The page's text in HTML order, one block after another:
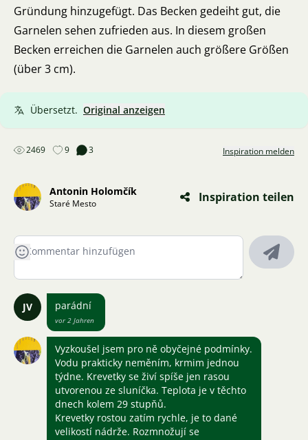
Gründung hinzugefügt. Das Becken gedeiht gut, die
Garnelen sehen zufrieden aus. In diesem großen
Becken erreichen die Garnelen auch größere Größen
(über 3 cm).
Übersetzt. Original anzeigen
2469 9 3 Inspiration melden
Antonin Holomčík
Staré Mesto Inspiration teilen
JV parádní
vor 2 Jahren
Vyzkoušel jsem pro ně obyčejné podmínky.
Vodu prakticky neměním, krmim jednou
týdne. Krevetky se živí spíše jen rasou
utvorenou ze sluníčka. Teplota je v těchto
dnech kolem 29 stupňů.
Krevetky rostou zatím rychle, je to dané
velikostí nádrže. Rozmnožují se